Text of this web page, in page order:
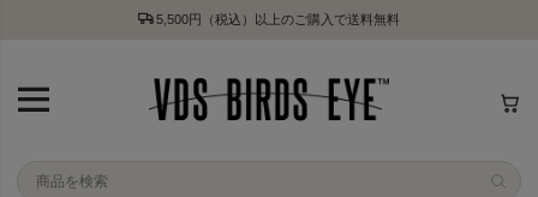
5,500円（税込）以上のご購入で送料無料